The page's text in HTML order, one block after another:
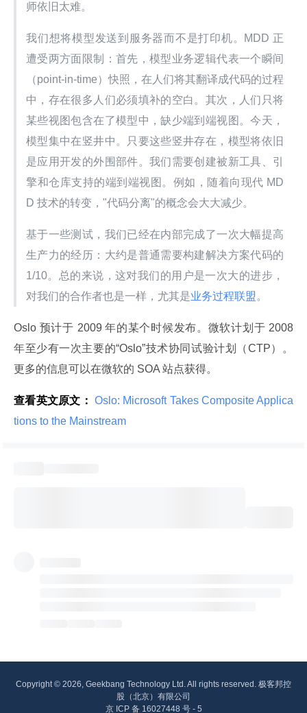
师依旧太难。
我们想将模型发送到服务器而不是打印机。MDD 正
遭受两方面限制：首先，模型业务逻辑代表一个瞬间
（point-in-time）快照，在人们将其翻译成代码的过程
中，存在很多人们必须填补的空白。其次，人们只将
某些视图包含在了模型中，缺少端到端视图。今天，
模型集中在竖井中。只要这些竖井存在，模型将依旧
是应用开发的外围部件。我们需要创建被新工具、引
擎和仓库支持的端到端视图。例如，随着向现代 MD
D 技术的转变，"代码分离"的概念会大大减少。
基于一些测试，我们已经在内部完成了一次大幅提高
生产力的经历：大约是普通需要构建解决方案代码的
1/10。总的来说，这对我们的用户是一次大的进步，
对我们的合作者也是一样，尤其是业务过程联盟 。
Oslo 预计于 2009 年的某个时候发布。微软计划于 2008
年至少有一次主要的“Oslo”技术协同试验计划（CTP）。
更多的信息可以在微软的 SOA 站点获得。
查看英文原文： Oslo: Microsoft Takes Composite Applica
tions to the Mainstream
Copyright © 2026, Geekbang Technology Ltd. All rights reserved. 极客邦控
股（北京）有限公司
京 ICP 备 16027448 号 - 5